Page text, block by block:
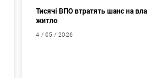
Тисячі ВПО втратять шанс на
житло
4 / 05 / 2026